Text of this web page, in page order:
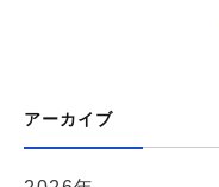
アーカイブ